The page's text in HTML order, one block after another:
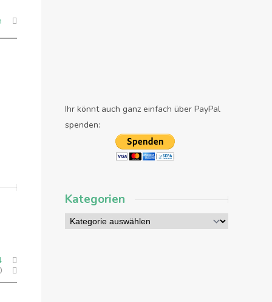
Ihr könnt auch ganz einfach über PayPal
spenden:
Kategorien